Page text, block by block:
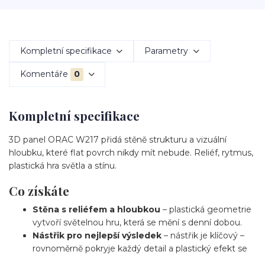
Kompletní specifikace Parametry
Komentáře 0
Kompletní specifikace
3D panel ORAC W217 přidá stěně strukturu a vizuální
hloubku, které flat povrch nikdy mít nebude. Reliéf, rytmus,
plastická hra světla a stínu.
Co získáte
Stěna s reliéfem a hloubkou – plastická geometrie
vytvoří světelnou hru, která se mění s denní dobou.
Nástřik pro nejlepší výsledek – nástřik je klíčový –
rovnoměrně pokryje každý detail a plastický efekt se